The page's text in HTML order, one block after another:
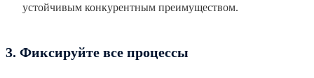
устойчивым конкурентным преимуществом.
3. Фиксируйте все процессы